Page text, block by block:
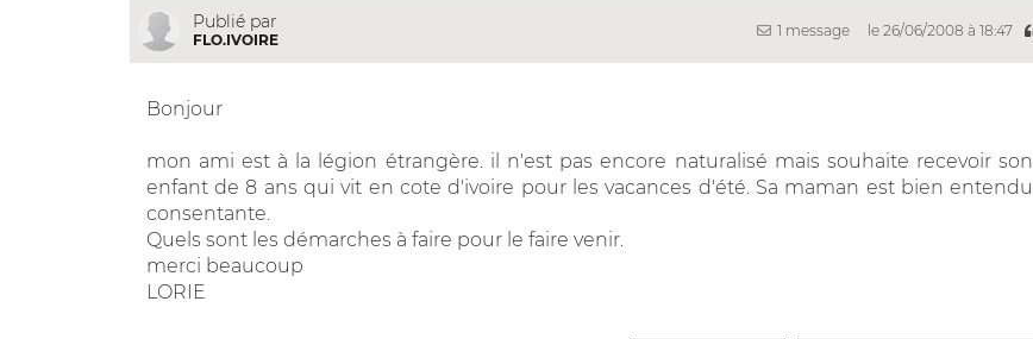
Publié par
FLO.IVOIRE
1 message le 26/06/2008 à 18:47
Bonjour
mon ami est à la légion étrangère. il n'est pas encore naturalisé mais souhaite recevoir son
enfant de 8 ans qui vit en cote d'ivoire pour les vacances d'été. Sa maman est bien entendu
consentante.
Quels sont les démarches à faire pour le faire venir.
merci beaucoup
LORIE